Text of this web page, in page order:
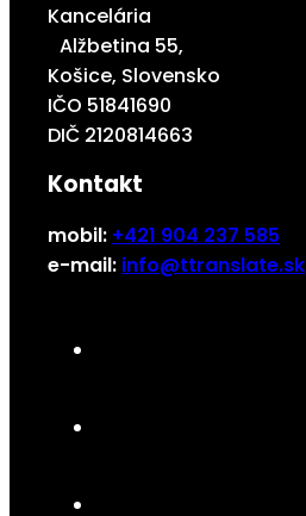
Kancelária
Alžbetina 55,
Košice, Slovensko
IČO 51841690
DIČ 2120814663
Kontakt
mobil: +421 904 237 585
e-mail: info@ttranslate.sk